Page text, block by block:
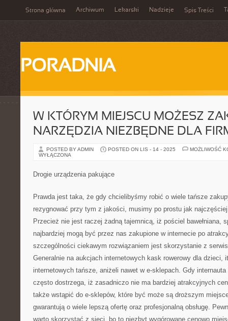
Strona główna Archiwum Lekarski Nadzieje Spis Treści
PORADNIA
W KTÓRYM MIEJSCU MOŻESZ
NARZĘDZIA NIEZBĘDNE DLA
POSTED BY ADMIN POSTED ON LIS - 14 - 2025
MOŻLIWOŚĆ
WYŁĄCZONA
Drogie urządzenia pakujące
Prawda jest taka, że gdy chcielibyśmy robić o wiele tańsze
rezygnować przy tym z jakości, musimy po prostu jak
Przecież nie jest raczej żadną tajemnicą, iż pościel bawełniana,
najbardziej mogą być przez nas zakupione w internecie po
szczególności ciekawym rozwiązaniem jest skorzystanie z
Generalnie na aukcjach internetowych kask rowerowy dla dzieci,
internetowych tańsze, aniżeli nawet w e-sklepach. Gdy
często dostrzega, iż zasadniczo nie ma bardziej atrakcyjnych
także wstąpić do e-sklepów, które być może są droższym
gwarantują o wiele lepszą ofertę oraz profesjonalną obsługę.
warto skorzystać z sieci, bo to niezbyt wygórowane cenowo